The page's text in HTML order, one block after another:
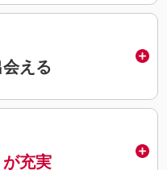
会える
充実